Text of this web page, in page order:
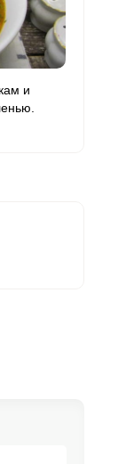
и